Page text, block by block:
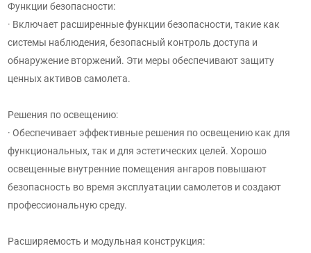
Функции безопасности:
· Включает расширенные функции безопасности, такие как
системы наблюдения, безопасный контроль доступа и
обнаружение вторжений. Эти меры обеспечивают защиту
ценных активов самолета.
Решения по освещению:
· Обеспечивает эффективные решения по освещению как для
функциональных, так и для эстетических целей. Хорошо
освещенные внутренние помещения ангаров повышают
безопасность во время эксплуатации самолетов и создают
профессиональную среду.
Расширяемость и модульная конструкция: